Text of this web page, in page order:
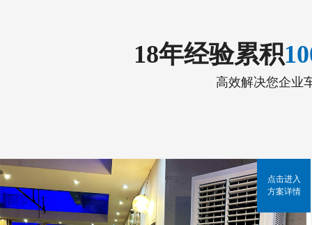
18年经验累积
高效解决您企业
点击进入
方案详情